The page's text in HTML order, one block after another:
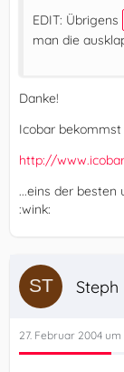
EDIT: Übrigens
man die
Danke!
Icobar bekommst
http://
...eins der besten
:wink:
Steph
27. Februar 2004 um